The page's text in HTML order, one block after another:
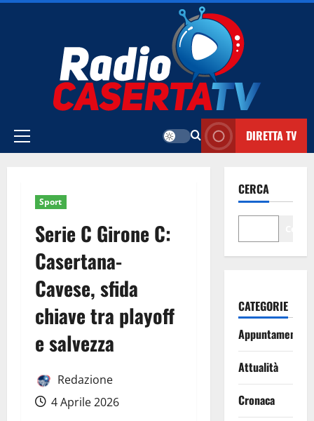
Vai
Menu
DIRETTA TV
Sport
Serie C Girone C:
Casertana-
Cavese, sfida
chiave tra playoff
e salvezza
Redazione
4 Aprile 2026
CERCA
CATEGORIE
Appuntamenti
Attualità
Cronaca